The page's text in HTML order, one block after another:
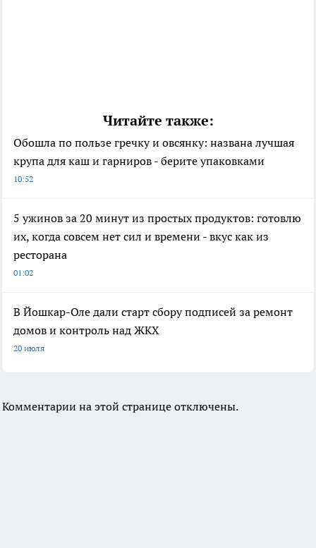
Читайте также:
Обошла по пользе гречку и овсянку: названа лучшая
крупа для каш и гарниров - берите упаковками
10:52
5 ужинов за 20 минут из простых продуктов: готовлю
их, когда совсем нет сил и времени - вкус как из
ресторана
01:02
В Йошкар-Оле дали старт сбору подписей за ремонт
домов и контроль над ЖКХ
20 июля
Комментарии на этой странице отключены.